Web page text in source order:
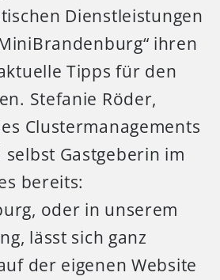
Dienstleistungen
ihren
Tipps für den
Stefanie Röder,
Clustermanagements
Gastgeberin im
bereits:
oder in unserem
lässt sich ganz
der eigenen Website